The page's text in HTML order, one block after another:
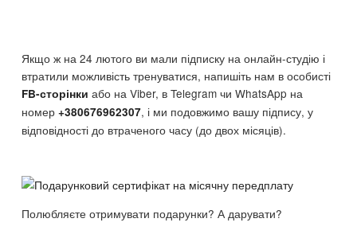
Якщо ж на 24 лютого ви мали підписку на онлайн-студію і
втратили можливість тренуватися, напишіть нам в особисті
FB-сторінки або на Viber, в Telegram чи WhatsApp на
номер+380676962307, і ми подовжимо вашу підпису, у
відповідності до втраченого часу (до двох місяців).
Полюбляєте отримувати подарунки? А дарувати?